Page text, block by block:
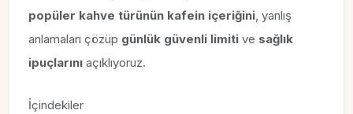
popüler kahve türünün kafein içeriğini, yanlış
anlamaları çözüp günlük güvenli limiti ve sağlık
ipuçlarını açıklıyoruz.
İçindekiler